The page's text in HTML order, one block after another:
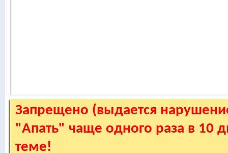
Запрещено (выдается
"Апать" чаще одного раза в 10
теме!